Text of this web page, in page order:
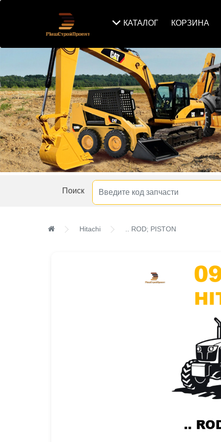
КАТАЛОГ КОРЗИНА
Поиск
Hitachi .. ROD; PISTON